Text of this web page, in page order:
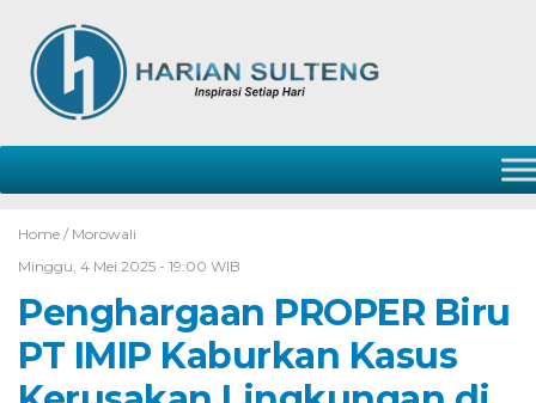
Home / Morowali
Minggu, 4 Mei 2025 - 19:00 WIB
Penghargaan PROPER Biru
PT IMIP Kaburkan Kasus